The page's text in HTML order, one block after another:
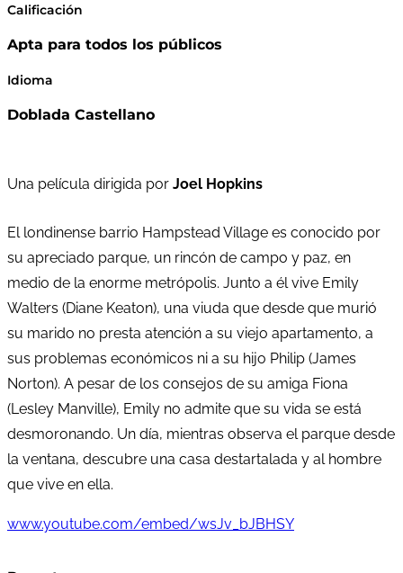
Calificación
Apta para todos los públicos
Idioma
Doblada Castellano
Una película dirigida por Joel Hopkins
El londinense barrio Hampstead Village es conocido por
su apreciado parque, un rincón de campo y paz, en
medio de la enorme metrópolis. Junto a él vive Emily
Walters (Diane Keaton), una viuda que desde que murió
su marido no presta atención a su viejo apartamento, a
sus problemas económicos ni a su hijo Philip (James
Norton). A pesar de los consejos de su amiga Fiona
(Lesley Manville), Emily no admite que su vida se está
desmoronando. Un día, mientras observa el parque desde
la ventana, descubre una casa destartalada y al hombre
que vive en ella.
www.youtube.com/embed/wsJv_bJBHSY